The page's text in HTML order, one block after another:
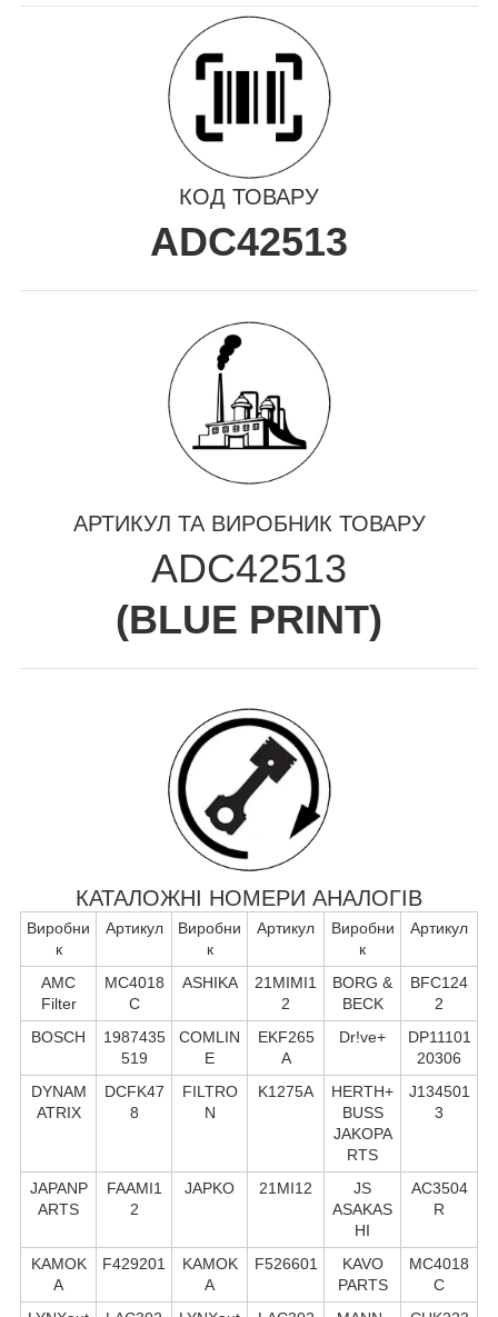
КОД ТОВАРУ
ADC42513
АРТИКУЛ ТА ВИРОБНИК ТОВАРУ
ADC42513
(BLUE PRINT)
КАТАЛОЖНІ НОМЕРИ АНАЛОГІВ
Виробни
к
Артикул
Виробни
к
Артикул
Виробни
к
Артикул
AMC
Filter
MC4018
C
ASHIKA
21MIMI1
2
BORG &
BECK
BFC124
2
BOSCH
1987435
519
COMLIN
E
EKF265
A
Dr!ve+
DP11101
20306
DYNAM
ATRIX
DCFK47
8
FILTRO
N
K1275A
HERTH+
BUSS
JAKOPA
RTS
J134501
3
JAPANP
ARTS
FAAMI1
2
JAPKO 21MI12
JS
ASAKAS
HI
AC3504
R
KAMOK
A
F429201
KAMOK
A
F526601
KAVO
PARTS
MC4018
C